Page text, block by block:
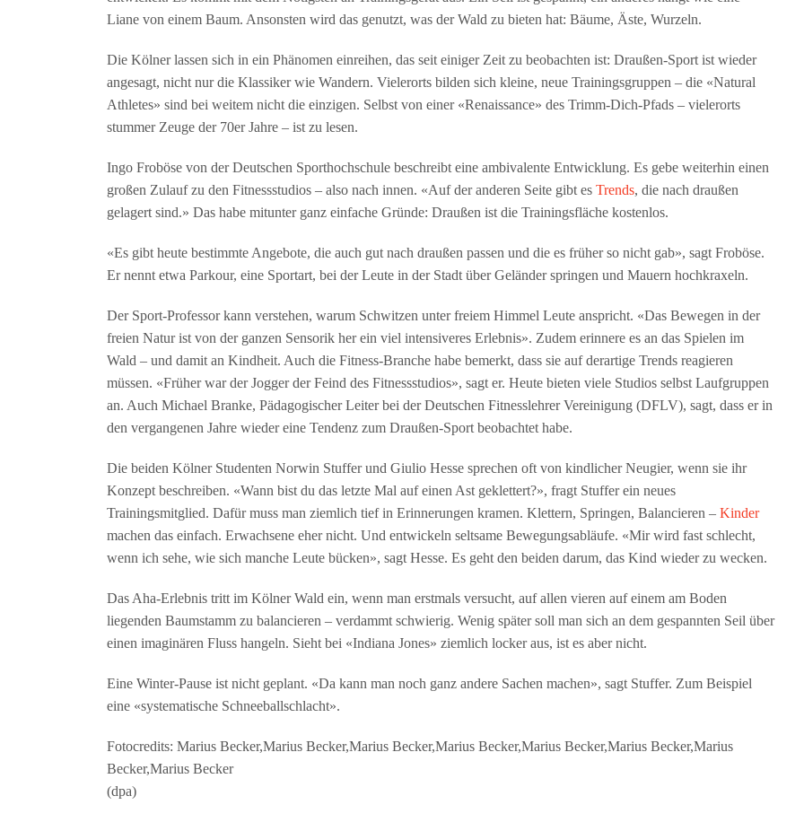
Liane von einem Baum. Ansonsten wird das genutzt, was der Wald zu bieten hat: Bäume, Äste, Wurzeln.
Die Kölner lassen sich in ein Phänomen einreihen, das seit einiger Zeit zu beobachten ist: Draußen-Sport ist wieder
angesagt, nicht nur die Klassiker wie Wandern. Vielerorts bilden sich kleine, neue Trainingsgruppen – die «Natural
Athletes» sind bei weitem nicht die einzigen. Selbst von einer «Renaissance» des Trimm-Dich-Pfads – vielerorts
stummer Zeuge der 70er Jahre – ist zu lesen.
Ingo Froböse von der Deutschen Sporthochschule beschreibt eine ambivalente Entwicklung. Es gebe weiterhin einen
großen Zulauf zu den Fitnessstudios – also nach innen. «Auf der anderen Seite gibt es Trends, die nach draußen
gelagert sind.» Das habe mitunter ganz einfache Gründe: Draußen ist die Trainingsfläche kostenlos.
«Es gibt heute bestimmte Angebote, die auch gut nach draußen passen und die es früher so nicht gab», sagt Froböse.
Er nennt etwa Parkour, eine Sportart, bei der Leute in der Stadt über Geländer springen und Mauern hochkraxeln.
Der Sport-Professor kann verstehen, warum Schwitzen unter freiem Himmel Leute anspricht. «Das Bewegen in der
freien Natur ist von der ganzen Sensorik her ein viel intensiveres Erlebnis». Zudem erinnere es an das Spielen im
Wald – und damit an Kindheit. Auch die Fitness-Branche habe bemerkt, dass sie auf derartige Trends reagieren
müssen. «Früher war der Jogger der Feind des Fitnessstudios», sagt er. Heute bieten viele Studios selbst Laufgruppen
an. Auch Michael Branke, Pädagogischer Leiter bei der Deutschen Fitnesslehrer Vereinigung (DFLV), sagt, dass er in
den vergangenen Jahre wieder eine Tendenz zum Draußen-Sport beobachtet habe.
Die beiden Kölner Studenten Norwin Stuffer und Giulio Hesse sprechen oft von kindlicher Neugier, wenn sie ihr
Konzept beschreiben. «Wann bist du das letzte Mal auf einen Ast geklettert?», fragt Stuffer ein neues
Trainingsmitglied. Dafür muss man ziemlich tief in Erinnerungen kramen. Klettern, Springen, Balancieren – Kinder
machen das einfach. Erwachsene eher nicht. Und entwickeln seltsame Bewegungsabläufe. «Mir wird fast schlecht,
wenn ich sehe, wie sich manche Leute bücken», sagt Hesse. Es geht den beiden darum, das Kind wieder zu wecken.
Das Aha-Erlebnis tritt im Kölner Wald ein, wenn man erstmals versucht, auf allen vieren auf einem am Boden
liegenden Baumstamm zu balancieren – verdammt schwierig. Wenig später soll man sich an dem gespannten Seil über
einen imaginären Fluss hangeln. Sieht bei «Indiana Jones» ziemlich locker aus, ist es aber nicht.
Eine Winter-Pause ist nicht geplant. «Da kann man noch ganz andere Sachen machen», sagt Stuffer. Zum Beispiel
eine «systematische Schneeballschlacht».
Fotocredits: Marius Becker,Marius Becker,Marius Becker,Marius Becker,Marius Becker,Marius Becker,Marius
Becker,Marius Becker
(dpa)